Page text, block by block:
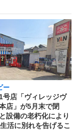
ー
号店「ヴィレッジヴ
店」が5月末で閉
設備の老朽化により
活に別れを告げるこ